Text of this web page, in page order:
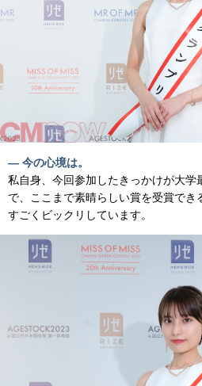
— 今の心境は。
私自身、今回参加したきっかけが大学
で、ここまで素晴らしい賞を受賞でき
すごくビックリしています。